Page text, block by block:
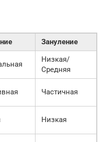
Зануление
Низкая/
Средняя
Частичная
Низкая